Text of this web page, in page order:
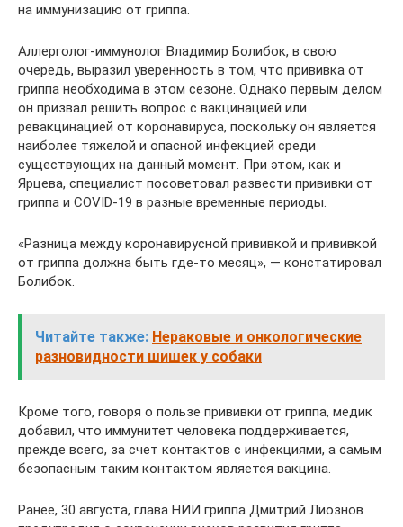
на иммунизацию от гриппа.
Аллерголог-иммунолог Владимир Болибок, в свою
очередь, выразил уверенность в том, что прививка от
гриппа необходима в этом сезоне. Однако первым делом
он призвал решить вопрос с вакцинацией или
ревакцинацией от коронавируса, поскольку он является
наиболее тяжелой и опасной инфекцией среди
существующих на данный момент. При этом, как и
Ярцева, специалист посоветовал развести прививки от
гриппа и COVID-19 в разные временные периоды.
«Разница между коронавирусной прививкой и прививкой
от гриппа должна быть где-то месяц», — констатировал
Болибок.
Читайте также: Нераковые и онкологические
разновидности шишек у собаки
Кроме того, говоря о пользе прививки от гриппа, медик
добавил, что иммунитет человека поддерживается,
прежде всего, за счет контактов с инфекциями, а самым
безопасным таким контактом является вакцина.
Ранее, 30 августа, глава НИИ гриппа Дмитрий Лиознов